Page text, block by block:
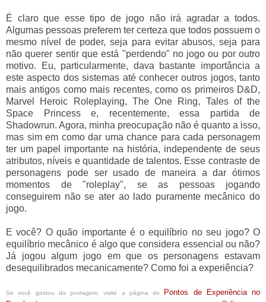
É claro que esse tipo de jogo não irá agradar a todos.
Algumas pessoas preferem ter certeza que todos possuem o
mesmo nível de poder, seja para evitar abusos, seja para
não querer sentir que está "perdendo" no jogo ou por outro
motivo. Eu, particularmente, dava bastante importância a
este aspecto dos sistemas até conhecer outros jogos, tanto
mais antigos como mais recentes, como os primeiros D&D,
Marvel Heroic Roleplaying, The One Ring, Tales of the
Space Princess e, recentemente, essa partida de
Shadowrun. Agora, minha preocupação não é quanto a isso,
mas sim em como dar uma chance para cada personagem
ter um papel importante na história, independente de seus
atributos, níveis e quantidade de talentos. Esse contraste de
personagens pode ser usado de maneira a dar ótimos
momentos de "roleplay", se as pessoas jogando
conseguirem não se ater ao lado puramente mecânico do
jogo.
E você? O quão importante é o equilíbrio no seu jogo? O
equilíbrio mecânico é algo que considera essencial ou não?
Já jogou algum jogo em que os personagens estavam
desequilibrados mecanicamente? Como foi a experiência?
Se você gostou da postagem, visite a página do Pontos de Experiência no